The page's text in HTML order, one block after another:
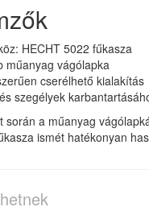
HECHT 5022 fűkasza
műanyag vágólapka
cserélhető kialakítás
szegélyek
során a műanyag
ismét hatékonyan